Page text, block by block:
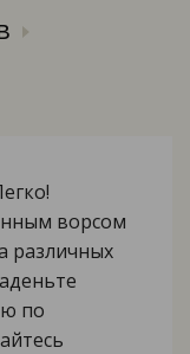
ворсом
различных
по